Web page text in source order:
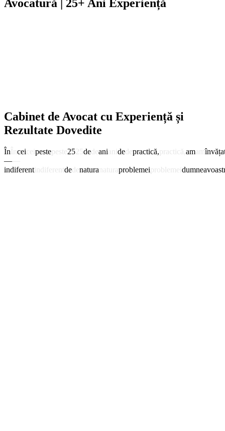
Avocatură | 25+ Ani Experiență
Cabinet de Avocat cu Experiență și
Rezultate Dovedite
ÎnÎn ceicei peste peste25 25dedeaniani dedepractică, practică, amam
——
indiferent indiferentdedenatura naturaproblemei problemei